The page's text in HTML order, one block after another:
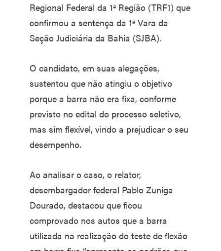
Regional Federal da 1ª Região (TRF1) que
confirmou a sentença da 1ª Vara da
Seção Judiciária da Bahia (SJBA).
O candidato, em suas alegações,
sustentou que não atingiu o objetivo
porque a barra não era fixa, conforme
previsto no edital do processo seletivo,
mas sim flexível, vindo a prejudicar o seu
desempenho.
Ao analisar o caso, o relator,
desembargador federal Pablo Zuniga
Dourado, destacou que ficou
comprovado nos autos que a barra
utilizada na realização do teste de flexão